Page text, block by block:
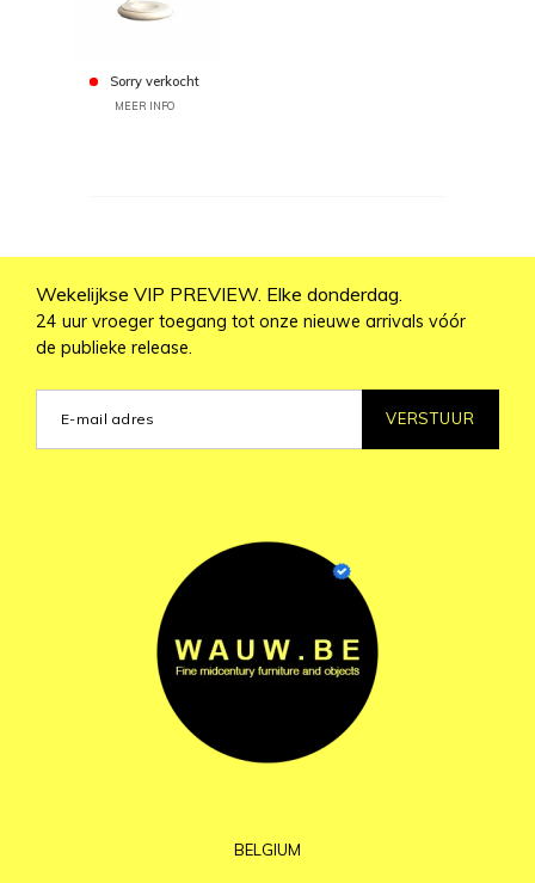
Sorry verkocht
MEER INFO
Wekelijkse VIP PREVIEW. Elke donderdag.
24 uur vroeger toegang tot onze nieuwe arrivals vóór
de publieke release.
VERSTUUR
BELGIUM